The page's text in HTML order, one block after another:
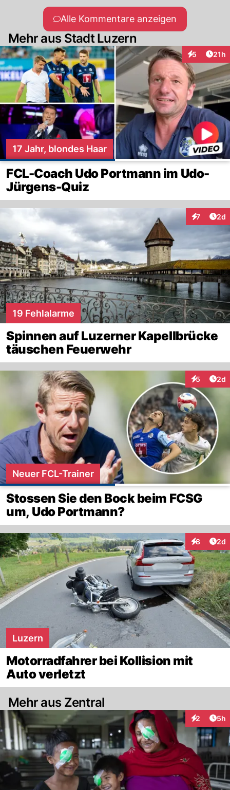
Alle Kommentare anzeigen
Mehr aus Stadt Luzern
5
Interaktionen
21h
17 Jahr, blondes Haar
FCL-Coach Udo Portmann im Udo-
Jürgens-Quiz
7 2d
19 Fehlalarme
Spinnen auf Luzerner Kapellbrücke
täuschen Feuerwehr
5 2d
Neuer FCL-Trainer
Stossen Sie den Bock beim FCSG
um, Udo Portmann?
8 2d
Luzern
Motorradfahrer bei Kollision mit
Auto verletzt
Mehr aus Zentral
2 5h